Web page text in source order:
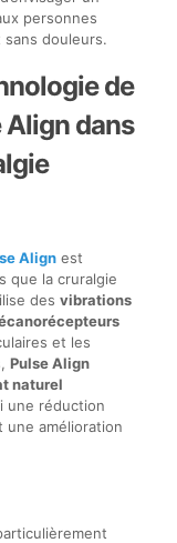
personnes
douleurs.
de
dans
Alignest
que la cruralgie
des vibrations
et les
Pulse Align
naturel
une réduction
une amélioration